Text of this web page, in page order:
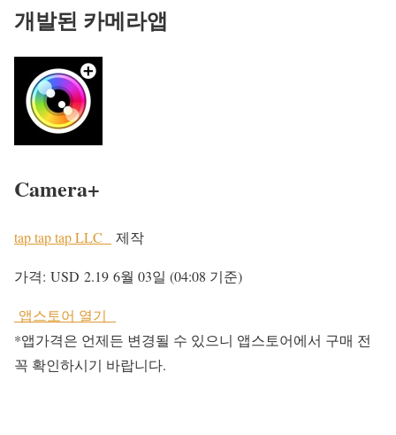
개발된 카메라앱
Camera+
tap tap tap LLC 제작
가격: USD 2.19 6월 03일 (04:08 기준)
앱스토어 열기
*앱가격은 언제든 변경될 수 있으니 앱스토어에서 구매 전
꼭 확인하시기 바랍니다.